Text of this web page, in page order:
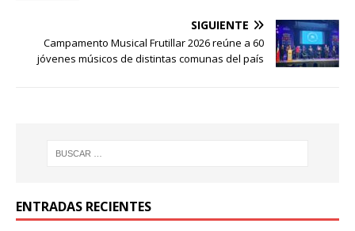
SIGUIENTE
Campamento Musical Frutillar 2026 reúne a 60
jóvenes músicos de distintas comunas del país
ENTRADAS RECIENTES